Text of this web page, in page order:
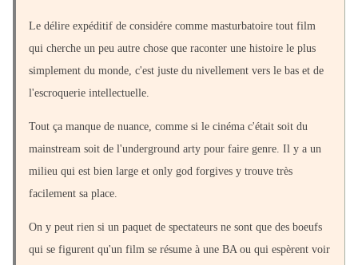
Le délire expéditif de considére comme masturbatoire tout film
qui cherche un peu autre chose que raconter une histoire le plus
simplement du monde, c'est juste du nivellement vers le bas et de
l'escroquerie intellectuelle.
Tout ça manque de nuance, comme si le cinéma c'était soit du
mainstream soit de l'underground arty pour faire genre. Il y a un
milieu qui est bien large et only god forgives y trouve très
facilement sa place.
On y peut rien si un paquet de spectateurs ne sont que des boeufs
qui se figurent qu'un film se résume à une BA ou qui espèrent voir